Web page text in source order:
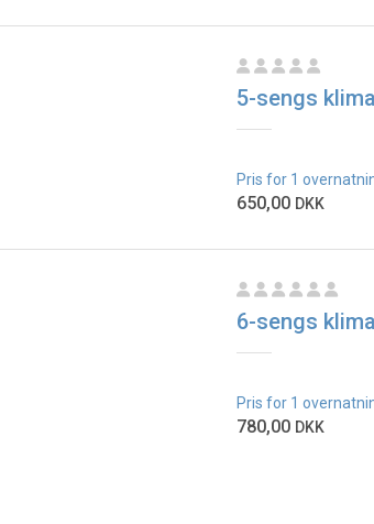
5-sengs
Pris for 1
650,00 DKK
6-sengs
Pris for 1
780,00 DKK